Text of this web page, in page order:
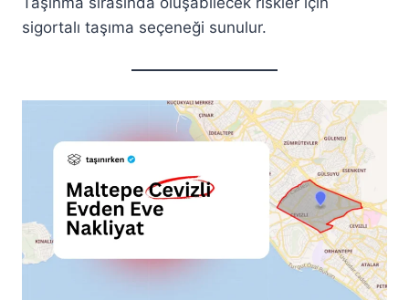
sigortalı taşıma seçeneği sunulur.